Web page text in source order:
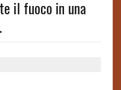
il fuoco in una